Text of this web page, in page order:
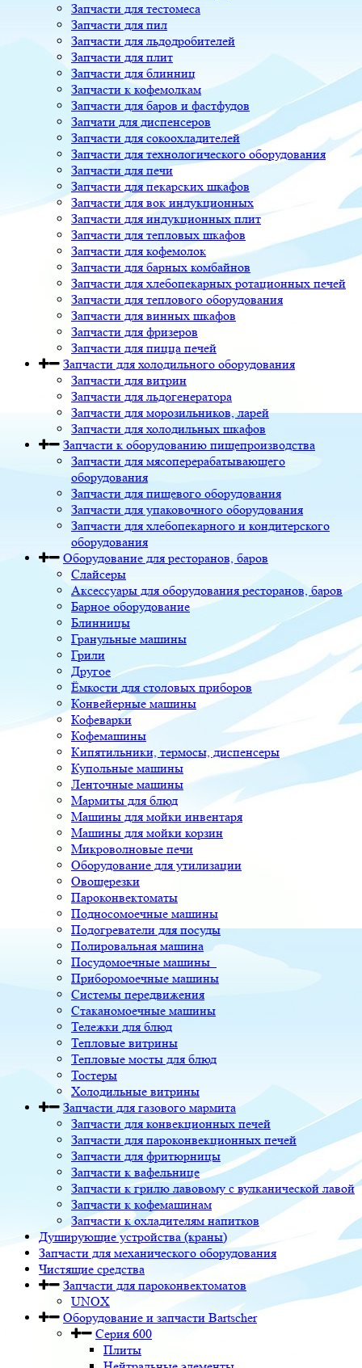
Запчасти для тестомеса
Запчасти для пил
Запчасти для льдодробителей
Запчасти для плит
Запчасти для блинниц
Запчасти к кофемолкам
Запчасти для баров и фастфудов
Запчати для диспенсеров
Запчасти для сокоохладителей
Запчасти для технологического оборудования
Запчасти для печи
Запчасти для пекарских шкафов
Запчасти для вок индукционных
Запчасти для индукционных плит
Запчасти для тепловых шкафов
Запчасти для кофемолок
Запчасти для барных комбайнов
Запчасти для хлебопекарных ротационных печей
Запчасти для теплового оборудования
Запчасти для винных шкафов
Запчасти для фризеров
Запчасти для пицца печей
Запчасти для холодильного оборудования
Запчасти для витрин
Запчасти для льдогенератора
Запчасти для морозильников, ларей
Запчасти для холодильных шкафов
Запчасти к оборудованию пищепроизводства
Запчасти для мясоперерабатывающего
оборудования
Запчасти для пищевого оборудования
Запчасти для упаковочного оборудования
Запчасти для хлебопекарного и кондитерского
оборудования
Оборудование для ресторанов, баров
Слайсеры
Аксессуары для оборудования ресторанов, баров
Барное оборудование
Блинницы
Гранульные машины
Грили
Другое
Ёмкости для столовых приборов
Конвейерные машины
Кофеварки
Кофемашины
Кипятильники, термосы, диспенсеры
Купольные машины
Ленточные машины
Мармиты для блюд
Машины для мойки инвентаря
Машины для мойки корзин
Микроволновые печи
Оборудование для утилизации
Овощерезки
Пароконвектоматы
Подносомоечные машины
Подогреватели для посуды
Полировальная машина
Посудомоечные машины
Приборомоечные машины
Системы передвижения
Стаканомоечные машины
Тележки для блюд
Тепловые витрины
Тепловые мосты для блюд
Тостеры
Холодильные витрины
Запчасти для газового мармита
Запчасти для конвекционных печей
Запчасти для пароконвекционных печей
Запчасти для фритюрницы
Запчасти к вафельнице
Запчасти к грилю лавовому с вулканической лавой
Запчасти к кофемашинам
Запчасти к охладителям напитков
Душирующие устройства (краны)
Запчасти для механического оборудования
Чистящие средства
Запчасти для пароконвектоматов
UNOX
Оборудование и запчасти Bartscher
Серия 600
Плиты